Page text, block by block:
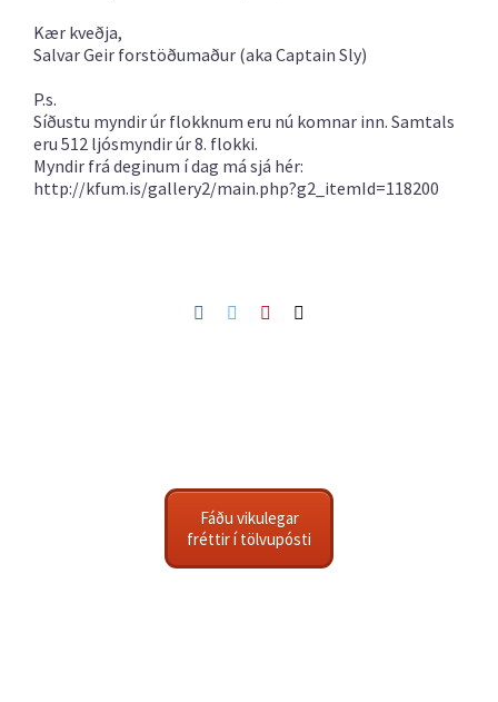
Kær kveðja,
Salvar Geir forstöðumaður (aka Captain Sly)
P.s.
Síðustu myndir úr flokknum eru nú komnar inn. Samtals
eru 512 ljósmyndir úr 8. flokki.
Myndir frá deginum í dag má sjá hér:
http://kfum.is/gallery2/main.php?g2_itemId=118200
Facebook
TwitterPinterest
Fáðu vikulegar
fréttir í tölvupósti